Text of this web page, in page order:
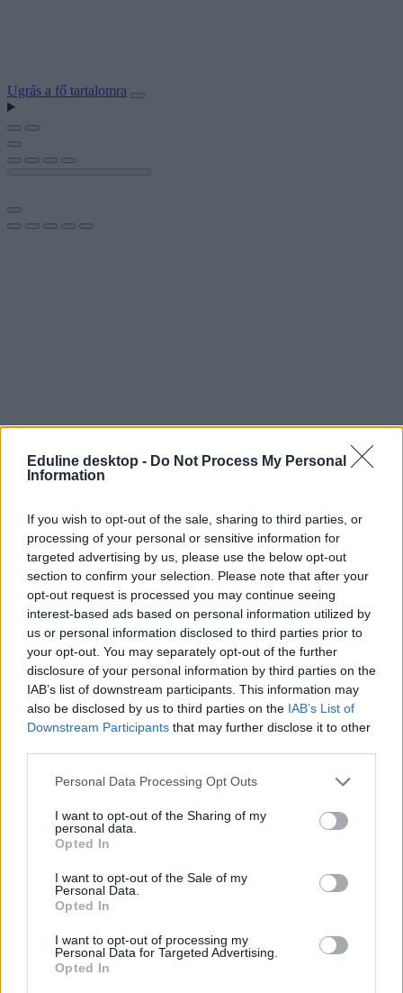
Eduline desktop - Do Not Process My Personal
Information
If you wish to opt-out of the sale, sharing to third parties, or
processing of your personal or sensitive information for
targeted advertising by us, please use the below opt-out
section to confirm your selection. Please note that after your
opt-out request is processed you may continue seeing
interest-based ads based on personal information utilized by
us or personal information disclosed to third parties prior to
your opt-out. You may separately opt-out of the further
disclosure of your personal information by third parties on the
IAB’s list of downstream participants. This information may
also be disclosed by us to third parties on the IAB’s List of
Downstream Participants that may further disclose it to other
Personal Data Processing Opt Outs
I want to opt-out of the Sharing of my
personal data.
Opted In
I want to opt-out of the Sale of my
Personal Data.
Opted In
I want to opt-out of processing my
Personal Data for Targeted Advertising.
Opted In
Ugrás a fő tartalomra
#Győr-Moson-Sopron
Támogatja a tankerület az újraválasztását annak az
iskolaigazgatónak, aki megpróbálhatta eltitkolni a
diákok szexuális zaklatását
Ha még egyszer rosszat mernek mondani, akkor bajba kerülhetnek -
ezt mondta az iskolaigazgató azoknak az általános iskolás
diáklányoknak, akik négy évvel ezelőtt segítségért fordultak hozzá
ügyben szeméremsértés miatt indult eljárás, és bár a bíróság szerint
Közoktatás
Székács Linda
Csökkent a pályakezdő álláskeresők száma
46,4 ezer álláshelyet kínált az ÁFSZ az álláskeresőknek